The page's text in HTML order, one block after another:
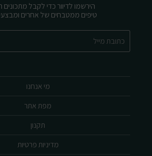
מי אנחנו
מפת אתר
תקנון
מדיניות פרטיות
הירשמו לדיוור כדי לקבל
טיפים ממטבחים של אחרים